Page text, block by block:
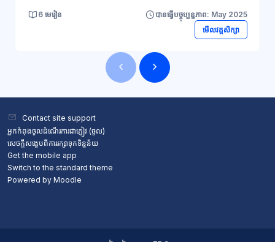
6 មេរៀន
បានធ្វើបច្ចុប្បន្នភាព: May 2025
មើលវគ្គសិក្សា
ប្លុក
Contact site support
អ្នកកំពុងចូលដំណើរការជាភ្ញៀវ (ចូល)
សេចក្តីសង្ខេបពីការរក្សាទុកទិន្នន័យ
Get the mobile app
Switch to the standard theme
Powered by Moodle